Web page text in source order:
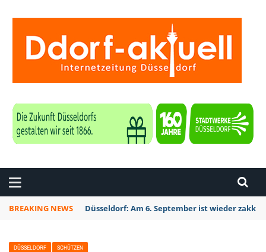
BREAKING NEWS Düsseldorf Kalkum: Bei
DÜSSELDORF SCHÜTZEN